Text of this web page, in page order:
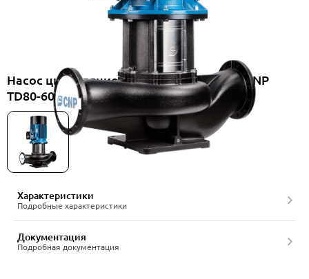
Насос циркуляционный вертикальный CNP
TD80-60G/2SWSTJ
Характеристики
Подробные характеристики
Документация
Подробная документация